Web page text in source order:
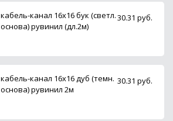
кабель-канал 16х16 бук (светл.
основа) рувинил (дл.2м)
30.31 руб.
кабель-канал 16х16 дуб (темн.
основа) рувинил 2м
30.31 руб.